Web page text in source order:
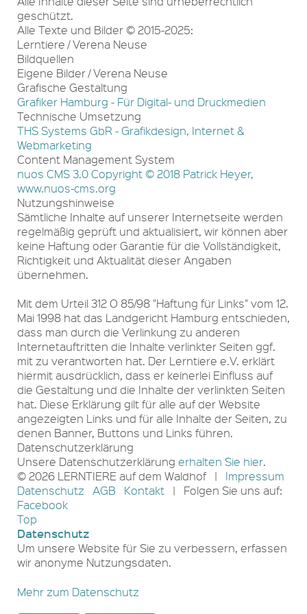
geschützt.
Alle Texte und Bilder © 2015-2025:
Lerntiere / Verena Neuse
Bildquellen
Eigene Bilder / Verena Neuse
Grafische Gestaltung
Grafiker Hamburg - Für Digital- und Druckmedien
Technische Umsetzung
THS Systems GbR - Grafikdesign, Internet &
Webmarketing
Content Management System
nuos CMS 3.0 Copyright © 2018 Patrick Heyer,
www.nuos-cms.org
Nutzungshinweise
Sämtliche Inhalte auf unserer Internetseite werden
regelmäßig geprüft und aktualisiert, wir können aber
keine Haftung oder Garantie für die Vollständigkeit,
Richtigkeit und Aktualität dieser Angaben
übernehmen.
Mit dem Urteil 312 O 85/98 "Haftung für Links" vom 12.
Mai 1998 hat das Landgericht Hamburg entschieden,
dass man durch die Verlinkung zu anderen
Internetauftritten die Inhalte verlinkter Seiten ggf.
mit zu verantworten hat. Der Lerntiere e.V. erklärt
hiermit ausdrücklich, dass er keinerlei Einfluss auf
die Gestaltung und die Inhalte der verlinkten Seiten
hat. Diese Erklärung gilt für alle auf der Website
angezeigten Links und für alle Inhalte der Seiten, zu
denen Banner, Buttons und Links führen.
Datenschutzerklärung
Unsere Datenschutzerklärung erhalten Sie hier.
© 2026 LERNTIERE auf dem Waldhof | Impressum
Datenschutz
AGB Kontakt
| Folgen Sie uns auf:
Facebook
Top
Datenschutz
Um unsere Website für Sie zu verbessern, erfassen
wir anonyme Nutzungsdaten.
Mehr zum Datenschutz